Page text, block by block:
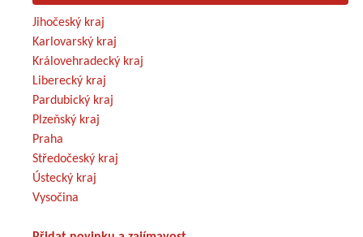
Jihočeský kraj
Karlovarský kraj
Královehradecký kraj
Liberecký kraj
Pardubický kraj
Plzeňský kraj
Praha
Středočeský kraj
Ústecký kraj
Vysočina